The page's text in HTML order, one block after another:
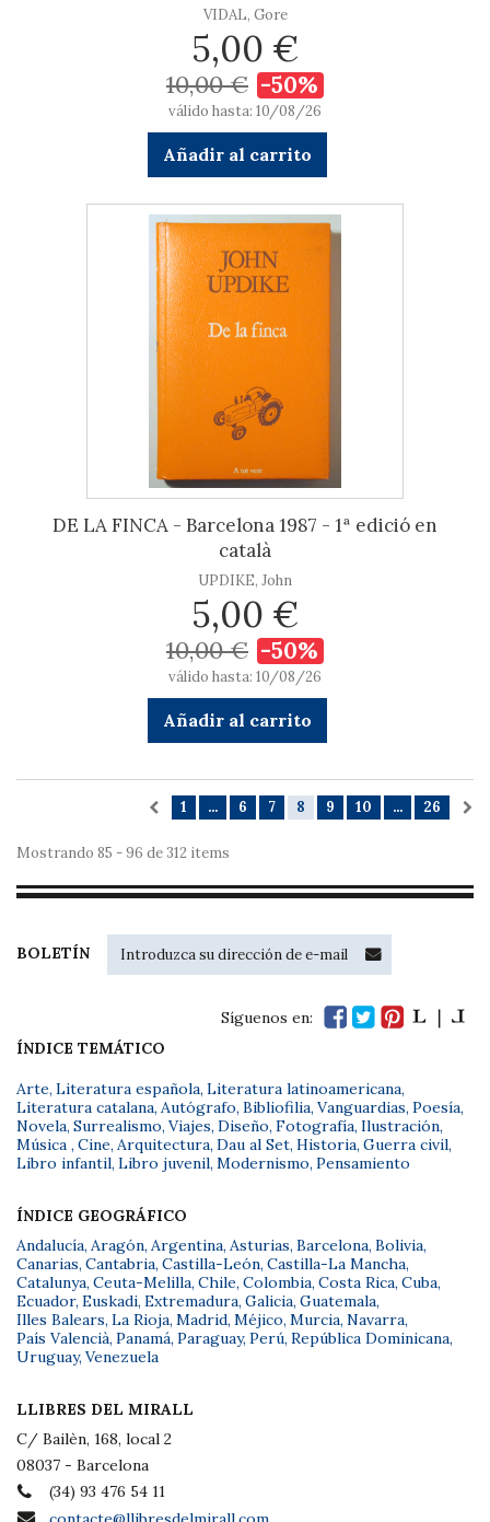
VIDAL, Gore
5,00 €
10,00 € -50%
válido hasta: 10/08/26
Añadir al carrito
DE LA FINCA - Barcelona 1987 - 1ª edició en
català
UPDIKE, John
5,00 €
10,00 € -50%
válido hasta: 10/08/26
Añadir al carrito
1 ... 6 7 8 9 10 ... 26
Mostrando 85 - 96 de 312 items
BOLETÍN
Síguenos en:
ÍNDICE TEMÁTICO
Arte, Literatura española, Literatura latinoamericana,
Literatura catalana, Autógrafo, Bibliofilia, Vanguardias, Poesía,
Novela, Surrealismo, Viajes, Diseño, Fotografía, Ilustración,
Música , Cine, Arquitectura, Dau al Set, Historia, Guerra civil,
Libro infantil, Libro juvenil, Modernismo, Pensamiento
ÍNDICE GEOGRÁFICO
Andalucía, Aragón, Argentina, Asturias, Barcelona, Bolivia,
Canarias, Cantabria, Castilla-León, Castilla-La Mancha,
Catalunya, Ceuta-Melilla, Chile, Colombia, Costa Rica, Cuba,
Ecuador, Euskadi, Extremadura, Galicia, Guatemala,
Illes Balears, La Rioja, Madrid, Méjico, Murcia, Navarra,
País Valencià, Panamá, Paraguay, Perú, República Dominicana,
Uruguay, Venezuela
LLIBRES DEL MIRALL
C/ Bailèn, 168, local 2
08037 - Barcelona
(34) 93 476 54 11